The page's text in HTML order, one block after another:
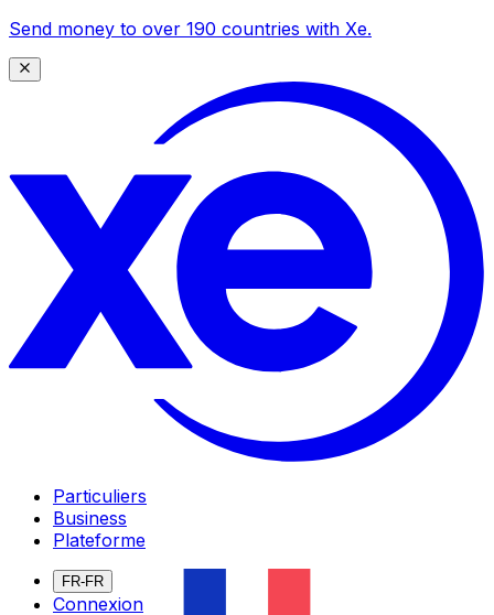
Send money to over 190 countries with Xe.
Particuliers
Business
Plateforme
FR-FR
Connexion